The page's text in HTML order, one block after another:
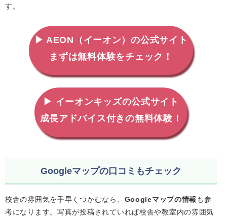
す。
▶ AEON（イーオン）の公式サイト
まずは無料体験をチェック！
▶ イーオンキッズの公式サイト
成長アドバイス付きの無料体験！
Googleマップの口コミもチェック
校舎の雰囲気を手早くつかむなら、 Googleマップの情報 も参
考になります。写真が投稿されていれば校舎や教室内の雰囲気